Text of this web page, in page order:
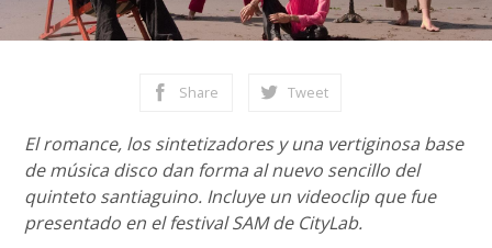
Share Tweet
El romance, los sintetizadores y una vertiginosa base
de música disco dan forma al nuevo sencillo del
quinteto santiaguino. Incluye un videoclip que fue
presentado en el festival SAM de CityLab.